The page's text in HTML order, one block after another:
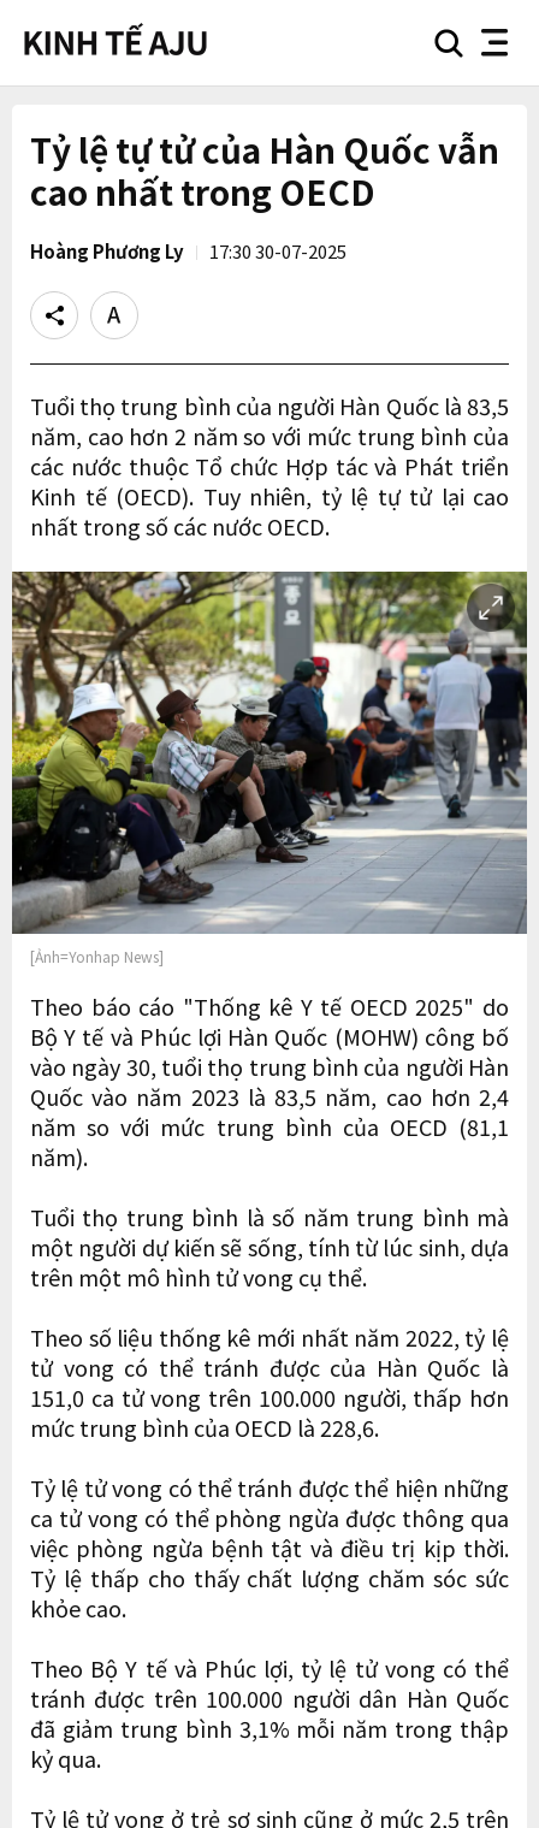
searchnav
Tỷ lệ tự tử của Hàn Quốc vẫn
cao nhất trong OECD
Hoàng Phương Ly 17:30 30-07-2025
Share
Text
size
Tuổi thọ trung bình của người Hàn Quốc là 83,5
năm, cao hơn 2 năm so với mức trung bình của
các nước thuộc Tổ chức Hợp tác và Phát triển
Kinh tế (OECD). Tuy nhiên, tỷ lệ tự tử lại cao
nhất trong số các nước OECD.
[Ảnh=Yonhap News]
Theo báo cáo "Thống kê Y tế OECD 2025" do
Bộ Y tế và Phúc lợi Hàn Quốc (MOHW) công bố
vào ngày 30, tuổi thọ trung bình của người Hàn
Quốc vào năm 2023 là 83,5 năm, cao hơn 2,4
năm so với mức trung bình của OECD (81,1
năm).
Tuổi thọ trung bình là số năm trung bình mà
một người dự kiến sẽ sống, tính từ lúc sinh, dựa
trên một mô hình tử vong cụ thể.
Theo số liệu thống kê mới nhất năm 2022, tỷ lệ
tử vong có thể tránh được của Hàn Quốc là
151,0 ca tử vong trên 100.000 người, thấp hơn
mức trung bình của OECD là 228,6.
Tỷ lệ tử vong có thể tránh được thể hiện những
ca tử vong có thể phòng ngừa được thông qua
việc phòng ngừa bệnh tật và điều trị kịp thời.
Tỷ lệ thấp cho thấy chất lượng chăm sóc sức
khỏe cao.
Theo Bộ Y tế và Phúc lợi, tỷ lệ tử vong có thể
tránh được trên 100.000 người dân Hàn Quốc
đã giảm trung bình 3,1% mỗi năm trong thập
kỷ qua.
Tỷ lệ tử vong ở trẻ sơ sinh cũng ở mức 2,5 trên